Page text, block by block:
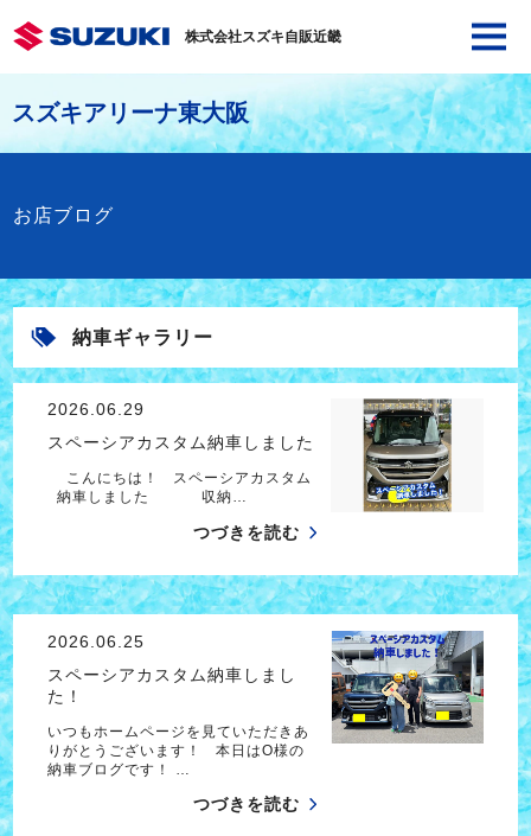
株式会社スズキ自販近畿
スズキアリーナ東大阪
お店ブログ
納車ギャラリー
2026.06.29
スペーシアカスタム納車しました
こんにちは！ スペーシアカスタム
納車しました 収納…
つづきを読む
2026.06.25
スペーシアカスタム納車しまし
た！
いつもホームページを見ていただきあ
りがとうございます！ 本日はO様の
納車ブログです！ …
つづきを読む